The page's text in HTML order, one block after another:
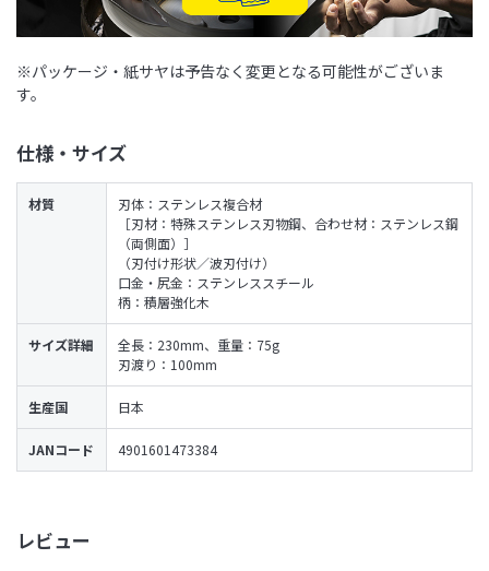
レビュー
※パッケージ・紙サヤは予告なく変更となる可能性がございま
す。
仕様・サイズ
材質
刃体：ステンレス複合材
［刃材：特殊ステンレス刃物鋼、合わせ材：ステンレス鋼
（両側面）］
（刃付け形状／波刃付け）
口金・尻金：ステンレススチール
柄：積層強化木
サイズ詳細
全長：230mm、重量：75g
刃渡り：100mm
生産国 日本
JANコード 4901601473384